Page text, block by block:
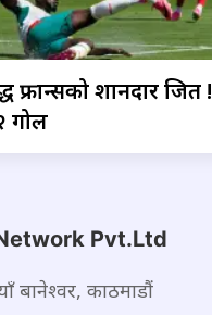
फ्रान्सको शानदार जित !
गोल
Pvt.Ltd
बानेश्वर, काठमाडौं